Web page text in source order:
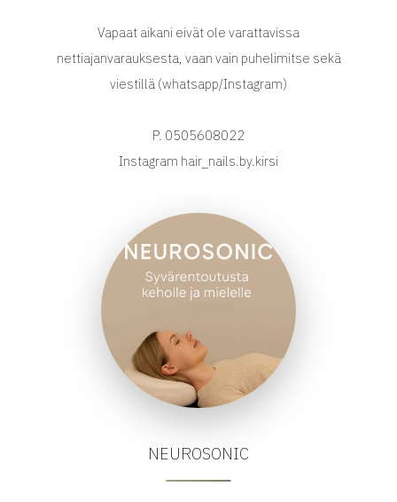
Vapaat aikani eivät ole varattavissa
nettiajanvarauksesta, vaan vain puhelimitse sekä
viestillä (whatsapp/Instagram)
P. 0505608022
Instagram hair_nails.by.kirsi
NEUROSONIC